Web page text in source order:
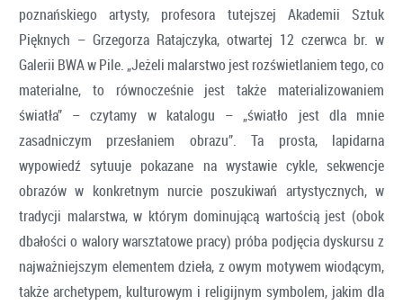
poznańskiego artysty, profesora tutejszej Akademii Sztuk
Pięknych – Grzegorza Ratajczyka, otwartej 12 czerwca br. w
Galerii BWA w Pile. „Jeżeli malarstwo jest rozświetlaniem tego, co
materialne, to równocześnie jest także materializowaniem
światła” – czytamy w katalogu – „światło jest dla mnie
zasadniczym przesłaniem obrazu”. Ta prosta, lapidarna
wypowiedź sytuuje pokazane na wystawie cykle, sekwencje
obrazów w konkretnym nurcie poszukiwań artystycznych, w
tradycji malarstwa, w którym dominującą wartością jest (obok
dbałości o walory warsztatowe pracy) próba podjęcia dyskursu z
najważniejszym elementem dzieła, z owym motywem wiodącym,
także archetypem, kulturowym i religijnym symbolem, jakim dla